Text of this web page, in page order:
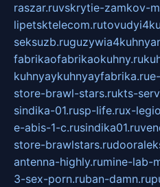
raszar.ruvskrytie-zamkov-
lipetsktelecom.ru
seksuzb.ru
fabrikaofabrikaokuhny.ru
kuhnyaykuhnyayfabrika.ru
store-brawl-stars.rukts-
sindika-01.rusp-life.rux-
e-abis-1-c.rusindika01.ru
store-brawlstars.ru
antenna-highly.rumine-lab-
3-sex-porn.ruban-damn.ru